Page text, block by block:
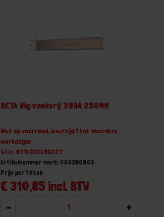
BETA Wig vonkvrij 39BA 250MM
Niet op voorraad, levertijd 1 tot meerdere
werkdagen
Gtin: 8014230696027
Artikelnummer merk: 000390803
€ 310,85 incl. BTW
Prijs per 1 Stuk
- +